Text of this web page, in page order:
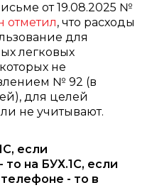
от 19.08.2025 №
, что расходы
для
легковых
не
№ 92 (в
для целей
не учитывают.
если
то на БУХ.1С, если
- то в